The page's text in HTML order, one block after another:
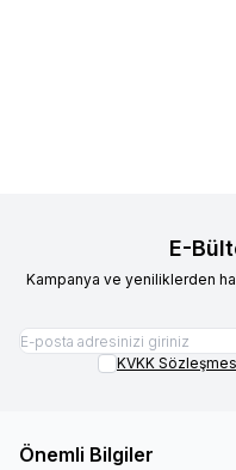
E-
Kampanya ve yeniliklerden
KVKK
Önemli Bilgiler